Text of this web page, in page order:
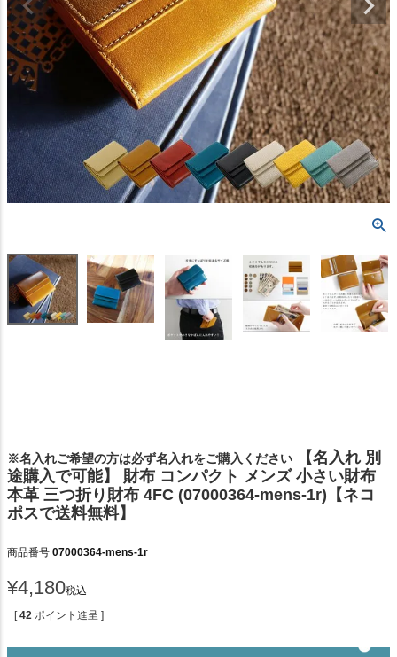
※名入れご希望の方は必ず名入れをご購入ください
【名入れ 別
途購入で可能】 財布 コンパクト メンズ 小さい財布
本革 三つ折り財布 4FC (07000364-mens-1r)【ネコ
ポスで送料無料】
商品番号 07000364-mens-1r
¥4,180税込
[ 42 ポイント進呈 ]